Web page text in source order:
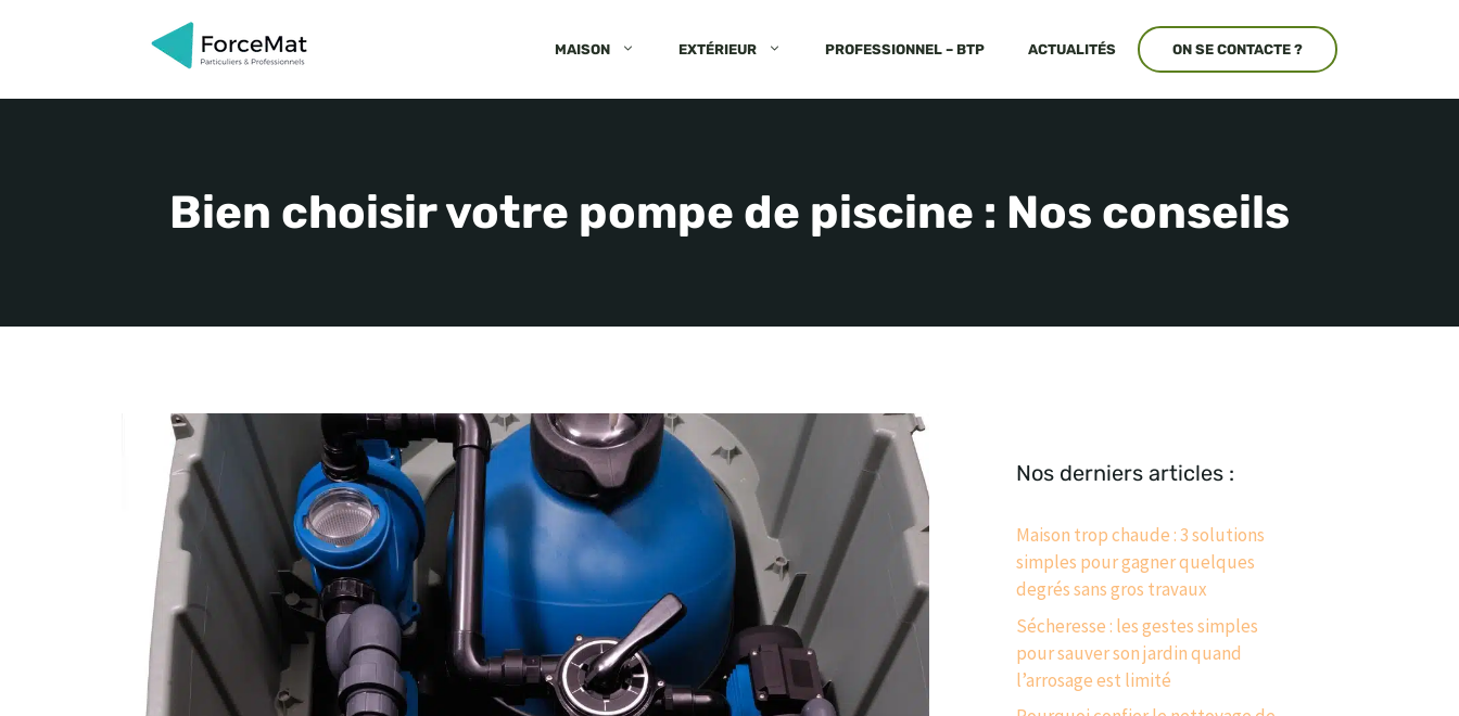
MAISON EXTÉRIEUR PROFESSIONNEL – BTP ACTUALITÉS ON SE CONTACTE ?
Bien choisir votre pompe de piscine : Nos conseils
Nos derniers articles :
Maison trop chaude : 3 solutions
simples pour gagner quelques
degrés sans gros travaux
Sécheresse : les gestes simples
pour sauver son jardin quand
l’arrosage est limité